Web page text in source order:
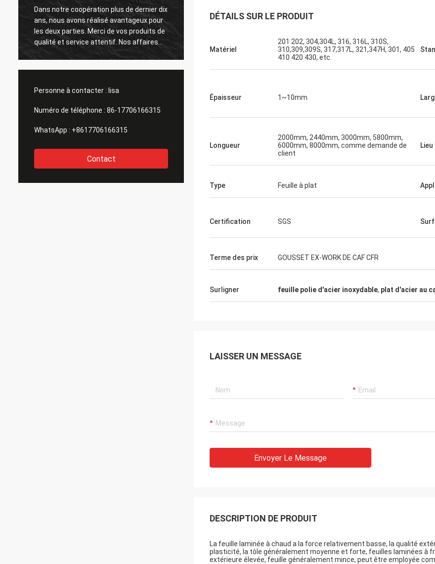
Laisser un message Nous vous rappellerons bientôt!
plus de dernier dix
réalisé avantageux pour
Merci de vos produits de
attentif. Nos affaires
Dans notre coopération plus de dernier dix
ans, nous avons réalisé avantageux pour
les deux parties. Merci de vos produits de
qualité et service attentif. Nos affaires
ont grand
Personne à contacter : lisa
Numéro de téléphone : 86-17706166315
WhatsApp : +8617706166315
Contact
DÉTAILS SUR LE PRODUIT
Matériel
201 202, 304,304L, 316, 316L, 310S,
310,309,309S, 317,317L, 321,347H, 301, 405
410 420 430, etc.
Épaisseur 1~10mm
Longueur
2000mm, 2440mm, 3000mm, 5800mm,
6000mm, 8000mm, comme demande de
client
Type Feuille à plat
Certification SGS
Terme des prix GOUSSET EX-WORK DE CAF CFR
Surligner feuille polie d'acier inoxydable, plat d'acier au
LAISSER UN MESSAGE
Envoyer Le Message
DESCRIPTION DE PRODUIT
La feuille laminée à chaud a la force relativement basse, la qualité
plasticité, la tôle généralement moyenne et forte, feuilles laminées à
extérieure élevée, feuille généralement mince, peut être employée